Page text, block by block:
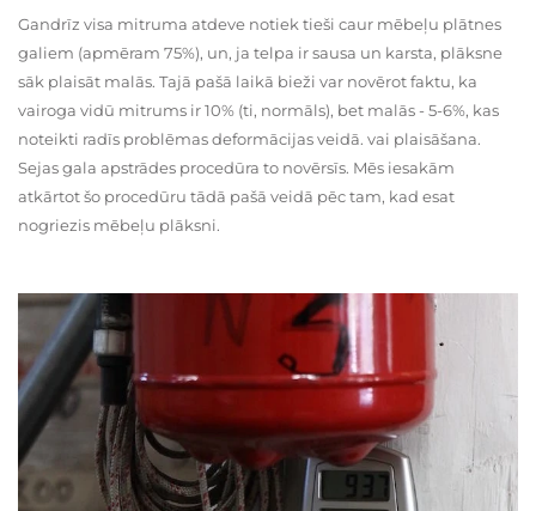
Gandrīz visa mitruma atdeve notiek tieši caur mēbeļu plātnes
galiem (apmēram 75%), un, ja telpa ir sausa un karsta, plāksne
sāk plaisāt malās. Tajā pašā laikā bieži var novērot faktu, ka
vairoga vidū mitrums ir 10% (ti, normāls), bet malās - 5-6%, kas
noteikti radīs problēmas deformācijas veidā. vai plaisāšana.
Sejas gala apstrādes procedūra to novērsīs. Mēs iesakām
atkārtot šo procedūru tādā pašā veidā pēc tam, kad esat
nogriezis mēbeļu plāksni.